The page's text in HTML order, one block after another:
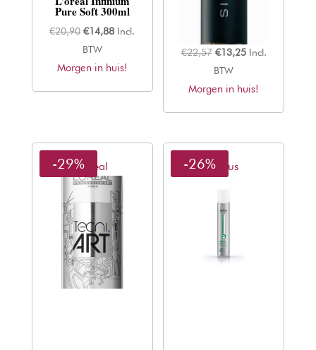
Pure Soft 300ml
€20,90 Oorspronkelijke
prijs
was:
€14,88Huidige
is:
Incl.
BTW
Morgen in huis!
Silhouette – Super
Hold Hairspray –
€22,57 Oorspronkelijke
prijs
was:
€13,25Huidige
is:
Incl.
BTW
Morgen in huis!
L'oreal
-29% Kadus
-26%